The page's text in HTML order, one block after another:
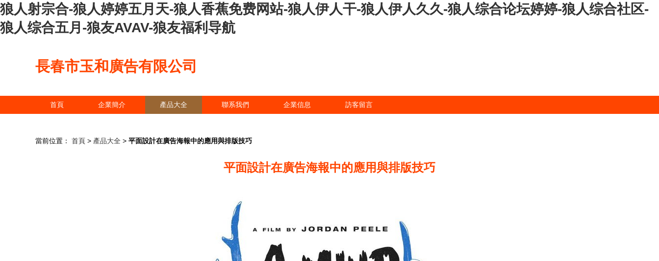
狼人射宗合-狼人婷婷五月天-狼人香蕉免费网站-狼人伊人干-狼人伊人久久-狼人综合论坛婷婷-狼人综合社区-
狼人综合五月-狼友AVAV-狼友福利导航
長春市玉和廣告有限公司
首頁 企業簡介 產品大全 聯系我們 企業信息 訪客留言
當前位置： 首頁 > 產品大全 > 平面設計在廣告海報中的應用與排版技巧
平面設計在廣告海報中的應用與排版技巧